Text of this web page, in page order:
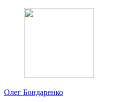
Олег Бондаренко